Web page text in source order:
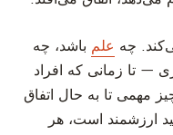
چه علم باشد، چه
— تا زمانی که افراد
مهمی تا به حال اتفاق
ارزشمند است، هر